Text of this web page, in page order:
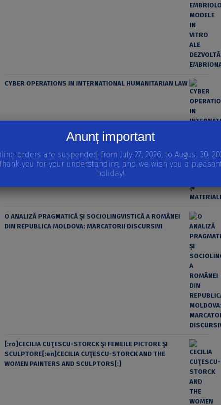
CYBER OPERATIONS IN INTERNATIONAL HUMANITARIAN LAW
ȘTIINȚA MODERNĂ ȘI MATERIALISMUL
O ANALIZĂ PRAGMATICĂ ȘI SOCIOLINGVISTICĂ A ROMÂNEI
DIN REPUBLICA MOLDOVA: MARCATORII DISCURSIVI
[:ro]CECILIA CUŢESCU-STORCK ŞI FEMEILE PICTORE ŞI
SCULPTORE[:en]CECILIA CUŢESCU-STORCK AND THE
WOMEN PAINTERS AND SCULPTORS[:]
Anunț important
orders are suspended from July 27, 2026, to August 30,
you for your understanding, and we wish you a
holiday!